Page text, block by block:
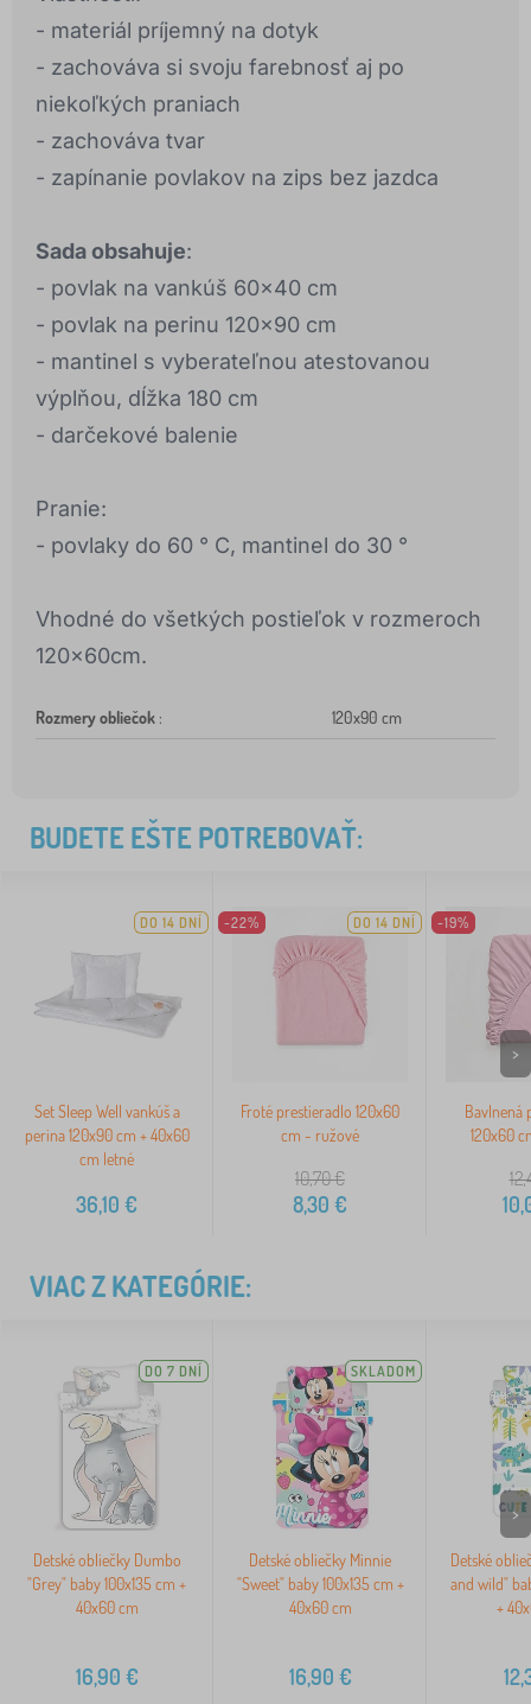
- materiál príjemný na dotyk
- zachováva si svoju farebnosť aj po
niekoľkých praniach
- zachováva tvar
- zapínanie povlakov na zips bez jazdca
Sada obsahuje:
- povlak na vankúš 60x40 cm
- povlak na perinu 120x90 cm
- mantinel s vyberateľnou atestovanou
výplňou, dĺžka 180 cm
- darčekové balenie
Pranie:
- povlaky do 60 ° C, mantinel do 30 °
Vhodné do všetkých postieľok v rozmeroch
120x60cm.
Rozmery obliečok : 120x90 cm
BUDETE EŠTE POTREBOVAŤ:
DO 14 DNÍ
Set Sleep Well vankúš a
perina 120x90 cm + 40x60
cm letné
36,10 €
-22% DO 14 DNÍ
Froté prestieradlo 120x60
cm - ružové
10,70€
8,30 €
-19%
Bavlnená
120x60
>
VIAC Z KATEGÓRIE:
DO 7 DNÍ
Detské obliečky Dumbo
"Grey" baby 100x135 cm +
40x60 cm
16,90 €
SKLADOM
Detské obliečky Minnie
"Sweet" baby 100x135 cm +
40x60 cm
16,90 €
Detské
and wild"
+
>